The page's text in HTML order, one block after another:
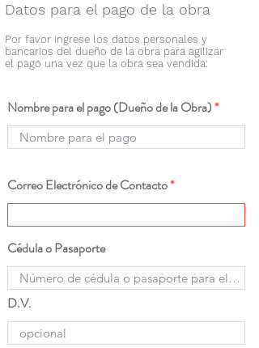
Datos para el pago de la obra
Por favor ingrese los datos personales y
bancarios del dueño de la obra para agilizar
el pago una vez que la obra sea vendida:
Nombre para el pago (Dueño de la Obra)
Correo Electrónico de Contacto
Cédula o Pasaporte
D.V.